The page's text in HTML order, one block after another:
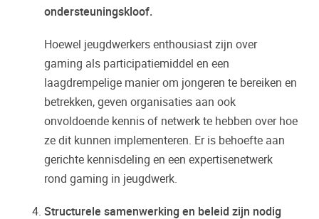
ondersteuningskloof.
Hoewel jeugdwerkers enthousiast zijn over
gaming als participatiemiddel en een
laagdrempelige manier om jongeren te bereiken en
betrekken, geven organisaties aan ook
onvoldoende kennis of netwerk te hebben over hoe
ze dit kunnen implementeren. Er is behoefte aan
gerichte kennisdeling en een expertisenetwerk
rond gaming in jeugdwerk.
Structurele samenwerking en beleid zijn nodig